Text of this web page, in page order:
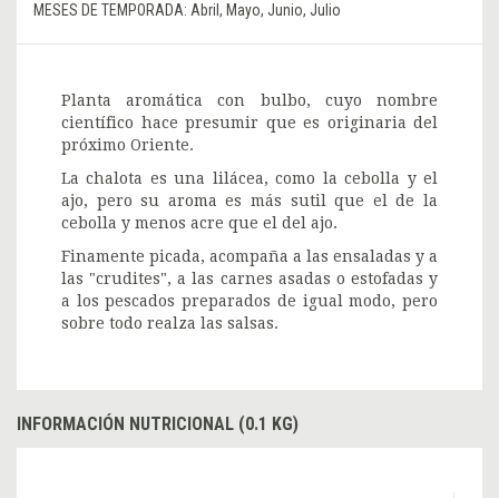
MESES DE TEMPORADA: Abril, Mayo, Junio, Julio
Planta aromática con bulbo, cuyo nombre
científico hace presumir que es originaria del
próximo Oriente.
La chalota es una lilácea, como la cebolla y el
ajo, pero su aroma es más sutil que el de la
cebolla y menos acre que el del ajo.
Finamente picada, acompaña a las ensaladas y a
las "crudites", a las carnes asadas o estofadas y
a los pescados preparados de igual modo, pero
sobre todo realza las salsas.
INFORMACIÓN NUTRICIONAL (0.1 KG)